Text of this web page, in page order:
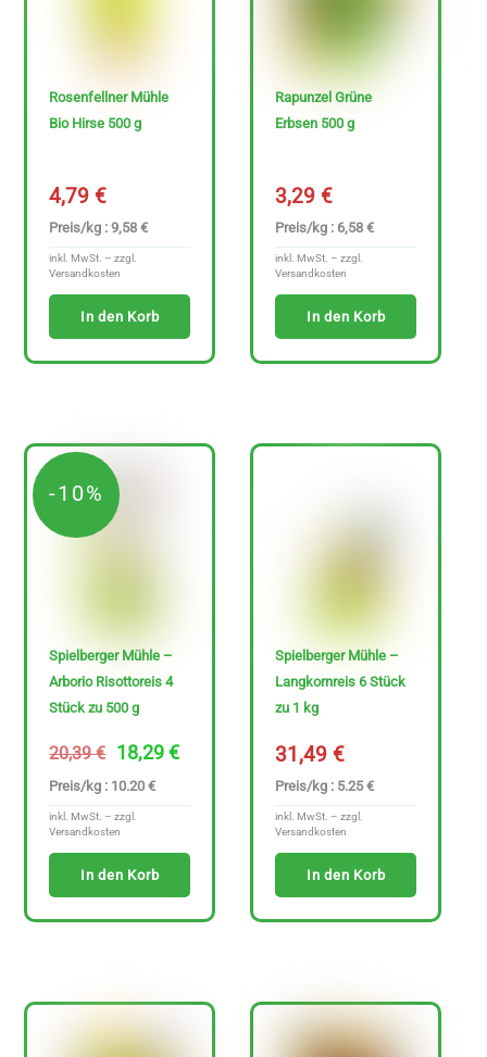
Rosenfellner Mühle
Bio Hirse 500 g
4,79€
Preis/kg : 9,58 €
inkl. MwSt. – zzgl.
Versandkosten
In den Korb
Rapunzel Grüne
Erbsen 500 g
3,29€
Preis/kg : 6,58 €
inkl. MwSt. – zzgl.
Versandkosten
In den Korb
-10%
Spielberger Mühle –
Arborio Risottoreis 4
Stück zu 500 g
20,39€ Ursprünglicher
Preis
war:
20,39 €
18,29€Aktueller
ist:
Preis/kg : 10.20 €
inkl. MwSt. – zzgl.
Versandkosten
In den Korb
Spielberger Mühle –
Langkornreis 6 Stück
zu 1 kg
31,49€
Preis/kg : 5.25 €
inkl. MwSt. – zzgl.
Versandkosten
In den Korb